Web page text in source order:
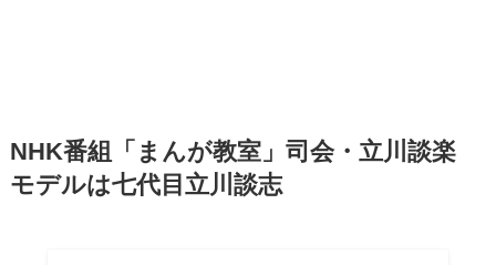
NHK番組「まんが教室」司会・立川談楽
モデルは七代目立川談志